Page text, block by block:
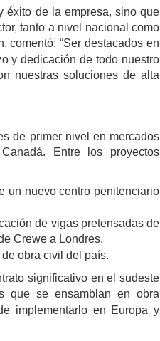
éxito de la empresa, sino que
tanto a nivel nacional como
comentó: “Ser destacados en
y dedicación de todo nuestro
nuestras soluciones de alta
de primer nivel en mercados
Entre los proyectos
un nuevo centro penitenciario
de vigas pretensadas de
Crewe a Londres.
obra civil del país.
significativo en el sudeste
que se ensamblan en obra
implementarlo en Europa y